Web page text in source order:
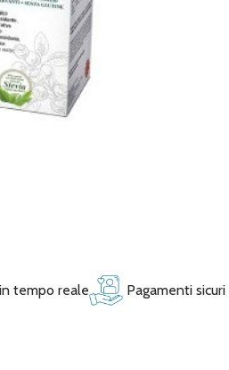
tempo reale Pagamenti